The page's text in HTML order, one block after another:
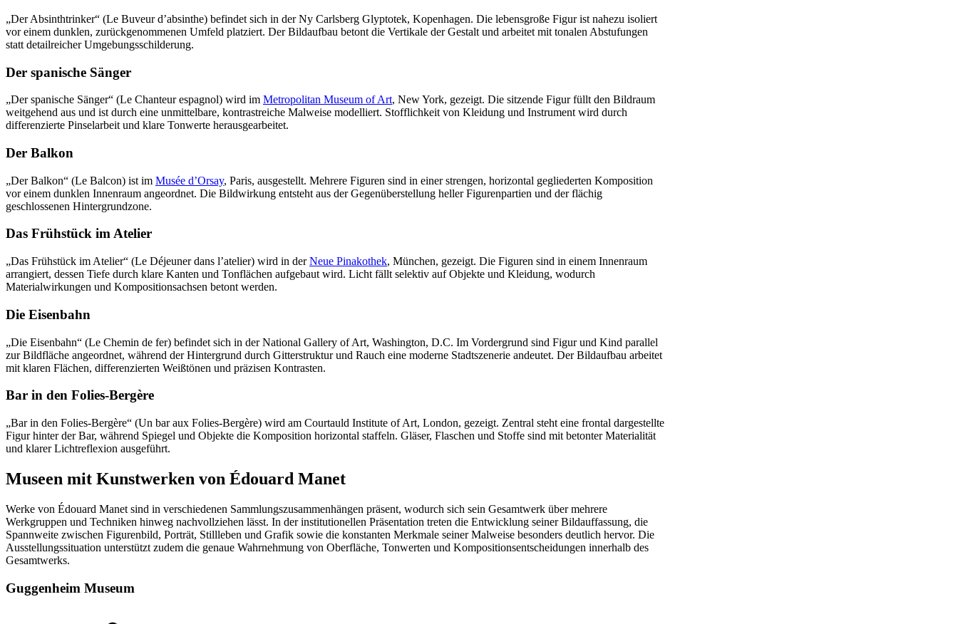
„Der Absinthtrinker“ (Le Buveur d’absinthe) befindet sich in der Ny Carlsberg Glyptotek, Kopenhagen. Die lebensgroße Figur ist nahezu isoliert
vor einem dunklen, zurückgenommenen Umfeld platziert. Der Bildaufbau betont die Vertikale der Gestalt und arbeitet mit tonalen Abstufungen
statt detailreicher Umgebungsschilderung.
Der spanische Sänger
„Der spanische Sänger“ (Le Chanteur espagnol) wird im Metropolitan Museum of Art, New York, gezeigt. Die sitzende Figur füllt den Bildraum
weitgehend aus und ist durch eine unmittelbare, kontrastreiche Malweise modelliert. Stofflichkeit von Kleidung und Instrument wird durch
differenzierte Pinselarbeit und klare Tonwerte herausgearbeitet.
Der Balkon
„Der Balkon“ (Le Balcon) ist im Musée d’Orsay, Paris, ausgestellt. Mehrere Figuren sind in einer strengen, horizontal gegliederten Komposition
vor einem dunklen Innenraum angeordnet. Die Bildwirkung entsteht aus der Gegenüberstellung heller Figurenpartien und der flächig
geschlossenen Hintergrundzone.
Das Frühstück im Atelier
„Das Frühstück im Atelier“ (Le Déjeuner dans l’atelier) wird in derNeue Pinakothek, München, gezeigt. Die Figuren sind in einem Innenraum
arrangiert, dessen Tiefe durch klare Kanten und Tonflächen aufgebaut wird. Licht fällt selektiv auf Objekte und Kleidung, wodurch
Materialwirkungen und Kompositionsachsen betont werden.
Die Eisenbahn
„Die Eisenbahn“ (Le Chemin de fer) befindet sich in der National Gallery of Art, Washington, D.C. Im Vordergrund sind Figur und Kind parallel
zur Bildfläche angeordnet, während der Hintergrund durch Gitterstruktur und Rauch eine moderne Stadtszenerie andeutet. Der Bildaufbau arbeitet
mit klaren Flächen, differenzierten Weißtönen und präzisen Kontrasten.
Bar in den Folies-Bergère
„Bar in den Folies-Bergère“ (Un bar aux Folies-Bergère) wird am Courtauld Institute of Art, London, gezeigt. Zentral steht eine frontal dargestellte
Figur hinter der Bar, während Spiegel und Objekte die Komposition horizontal staffeln. Gläser, Flaschen und Stoffe sind mit betonter Materialität
und klarer Lichtreflexion ausgeführt.
Museen mit Kunstwerken von Édouard Manet
Werke von Édouard Manet sind in verschiedenen Sammlungszusammenhängen präsent, wodurch sich sein Gesamtwerk über mehrere
Werkgruppen und Techniken hinweg nachvollziehen lässt. In der institutionellen Präsentation treten die Entwicklung seiner Bildauffassung, die
Spannweite zwischen Figurenbild, Porträt, Stillleben und Grafik sowie die konstanten Merkmale seiner Malweise besonders deutlich hervor. Die
Ausstellungssituation unterstützt zudem die genaue Wahrnehmung von Oberfläche, Tonwerten und Kompositionsentscheidungen innerhalb des
Gesamtwerks.
Guggenheim Museum